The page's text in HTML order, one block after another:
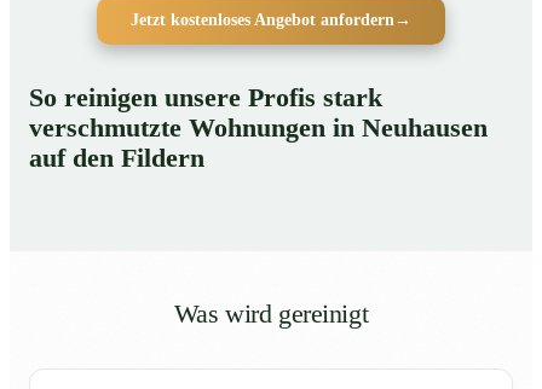
Jetzt kostenloses Angebot anfordern→
So reinigen unsere Profis stark
verschmutzte Wohnungen in Neuhausen
auf den Fildern
Was wird gereinigt